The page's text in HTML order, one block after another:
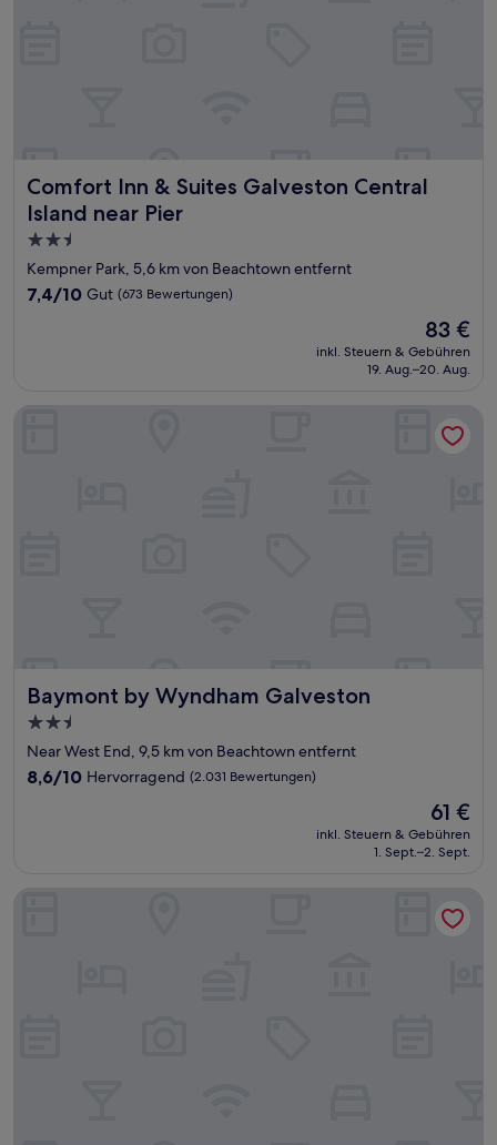
Comfort Inn & Suites Galveston Central
Island near Pier
Comfort Inn & Suites Galveston Central Island near Pier
2.5-
Sterne-
Unterkunft
Kempner Park, 5,6 km von Beachtown entfernt
7.4
7,4/10 Gut (673 Bewertungen)
Der
Preis
beträgt
83 €
inkl. Steuern & Gebühren
19. Aug.–20. Aug.
Baymont by Wyndham Galveston
Baymont by Wyndham Galveston
2.5-
Sterne-
Unterkunft
Near West End, 9,5 km von Beachtown entfernt
8.6
8,6/10 Hervorragend (2.031 Bewertungen)
Der
Preis
beträgt
61 €
inkl. Steuern & Gebühren
1. Sept.–2. Sept.
Baymont by Wyndham Galveston